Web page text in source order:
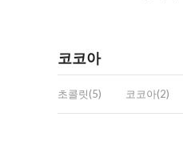
코코아
초콜릿(5) 코코아(2)